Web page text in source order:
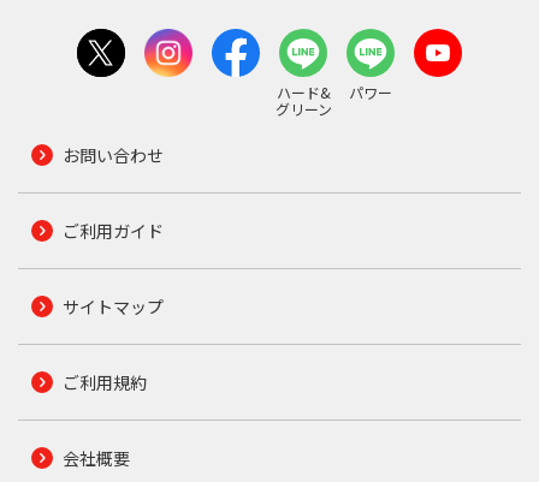
ハード&
グリーン
パワー
お問い合わせ
ご利用ガイド
サイトマップ
ご利用規約
会社概要